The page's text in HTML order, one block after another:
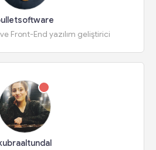
Front-End yazılım geliştirici